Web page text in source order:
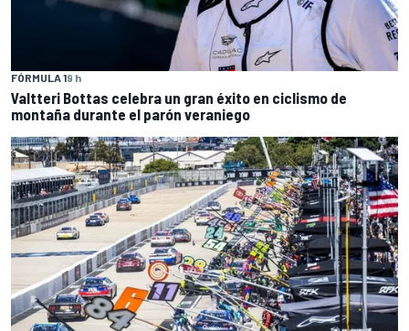
FÓRMULA 19 h
Valtteri Bottas celebra un gran éxito en ciclismo de
montaña durante el parón veraniego